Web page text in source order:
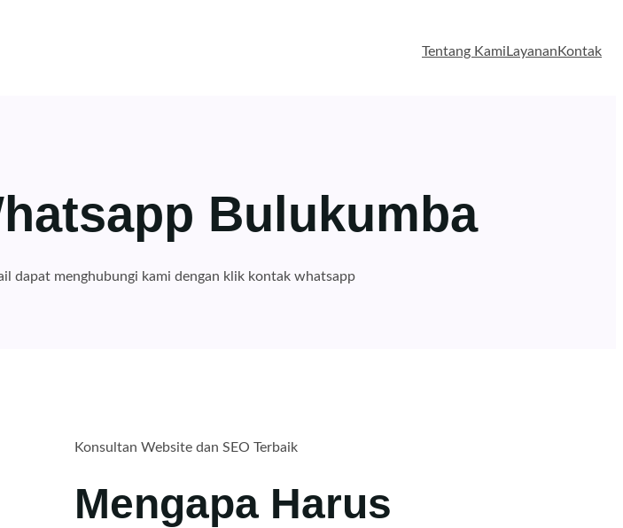
Tentang Kami Layanan Kontak
Bulukumba
dapat menghubungi kami dengan klik kontak whatsapp
Konsultan Website dan SEO Terbaik
Mengapa Harus